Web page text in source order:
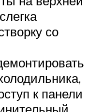
со
к панели